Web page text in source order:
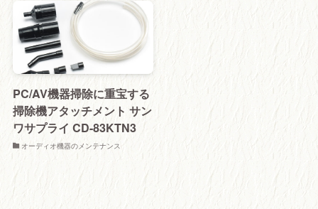
PC/AV機器掃除に重宝する
掃除機アタッチメント サン
ワサプライ CD-83KTN3
オーディオ機器のメンテナンス